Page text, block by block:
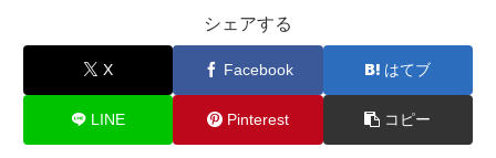
シェアする
X Facebook はてブ
LINE Pinterest コピー